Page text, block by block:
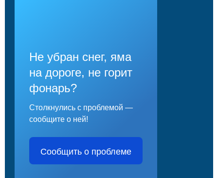
Не убран снег, яма
на дороге, не горит
фонарь?
Столкнулись с проблемой —
сообщите о ней!
Сообщить о проблеме